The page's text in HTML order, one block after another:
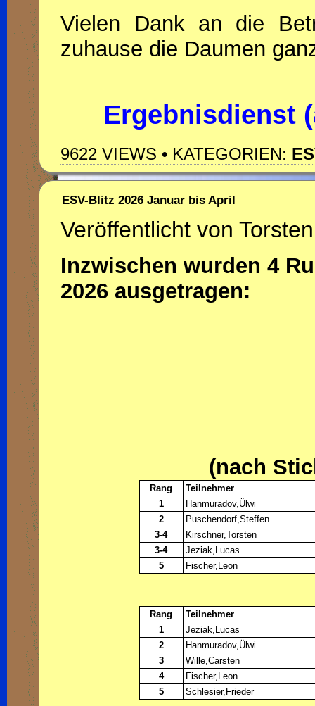
Vielen Dank an die
zuhause die Daumen
Ergebnisdienst
9622 VIEWS • KATEGORIEN:
ESV-Blitz 2026 Januar bis April
Veröffentlicht von Torsten
Inzwischen wurden 4
2026 ausgetragen:
(nach
Rang
Teilnehmer
1
Hanmuradov,Ülwi
2
Puschendorf,Steffen
3-4
Kirschner,Torsten
3-4
Jeziak,Lucas
5
Fischer,Leon
Rang
Teilnehmer
1
Jeziak,Lucas
2
Hanmuradov,Ülwi
3
Wille,Carsten
4
Fischer,Leon
5
Schlesier,Frieder